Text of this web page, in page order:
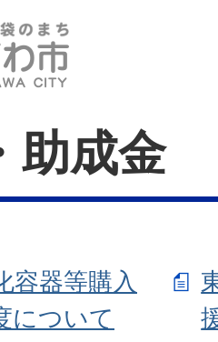
助成金
容器等購入
について